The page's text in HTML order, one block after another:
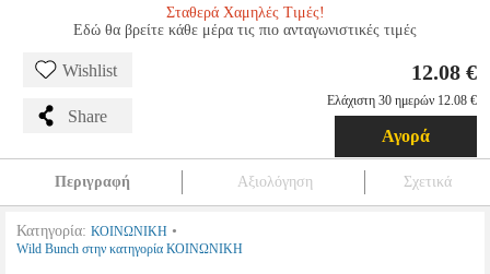
Σταθερά Χαμηλές Τιμές!
Εδώ θα βρείτε κάθε μέρα τις πιο ανταγωνιστικές τιμές
Wishlist
Share
12.08 €
Ελάχιστη 30 ημερών 12.08 €
Αγορά
Περιγραφή Αξιολόγηση Σχετικά
Κατηγορία: ΚΟΙΝΩΝΙΚΗ •
Wild Bunch στην κατηγορία ΚΟΙΝΩΝΙΚΗ